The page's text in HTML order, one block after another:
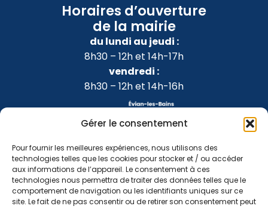
Gérer le consentement
Pour fournir les meilleures expériences, nous utilisons des
technologies telles que les cookies pour stocker et / ou accéder
aux informations de l’appareil. Le consentement à ces
technologies nous permettra de traiter des données telles que le
comportement de navigation ou les identifiants uniques sur ce
site. Le fait de ne pas consentir ou de retirer son consentement peut
Horaires d’ouverture
de la mairie
du lundi au jeudi :
8h30 – 12h et 14h-17h
vendredi :
8h30 – 12h et 14h-16h